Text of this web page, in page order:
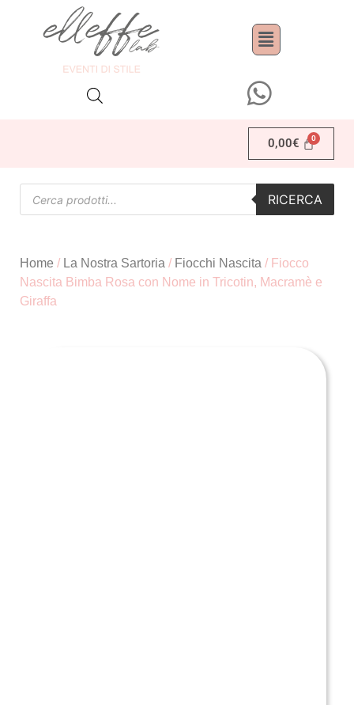
0,00€
RICERCA
Home / La Nostra Sartoria / Fiocchi Nascita / Fiocco
Nascita Bimba Rosa con Nome in Tricotin, Macramè e
Giraffa